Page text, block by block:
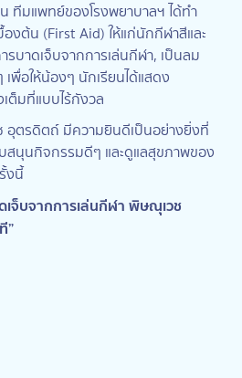
ทีมแพทย์ของโรงพยาบาลฯ ได้ทำ
งต้น (First Aid) ให้แก่นักกีฬาสีและ
รบาดเจ็บจากการเล่นกีฬา, เป็นลม
พื่อให้น้องๆ นักเรียนได้แสดง
ต็มที่แบบไร้กังวล
อุตรดิตถ์ มีความยินดีเป็นอย่างยิ่งที่
สนุนกิจกรรมดีๆ และดูแลสุขภาพของ
งนี้
เจ็บจากการเล่นกีฬา พิษณุเวช
”